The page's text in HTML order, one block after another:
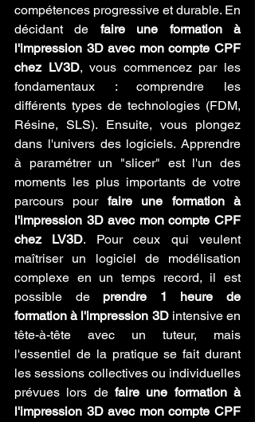
compétences progressive et durable. En
décidant de faire une formation à
l'impression 3D avec mon compte CPF
chez LV3D, vous commencez par les
fondamentaux : comprendre les
différents types de technologies (FDM,
Résine, SLS). Ensuite, vous plongez
dans l'univers des logiciels. Apprendre
à paramétrer un "slicer" est l'un des
moments les plus importants de votre
parcours pour faire une formation à
l'impression 3D avec mon compte CPF
chez LV3D. Pour ceux qui veulent
maîtriser un logiciel de modélisation
complexe en un temps record, il est
possible de prendre 1 heure de
formation à l'impression 3D intensive en
tête-à-tête avec un tuteur, mais
l'essentiel de la pratique se fait durant
les sessions collectives ou individuelles
prévues lors de faire une formation à
l'impression 3D avec mon compte CPF